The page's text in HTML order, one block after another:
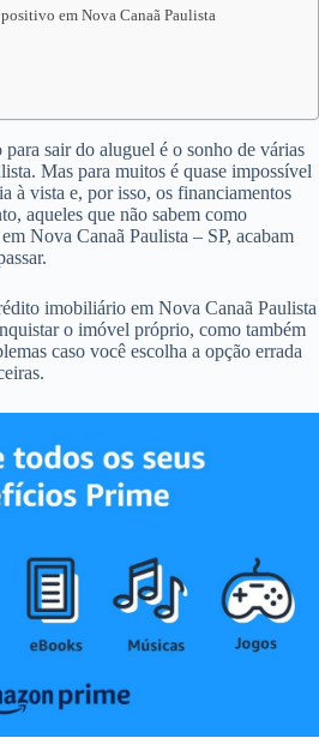
em Nova Canaã Paulista
sair do aluguel é o sonho de várias
Mas para muitos é quase impossível
à vista e, por isso, os financiamentos
aqueles que não sabem como
Nova Canaã Paulista – SP, acabam
imobiliário em Nova Canaã Paulista
o imóvel próprio, como também
caso você escolha a opção errada